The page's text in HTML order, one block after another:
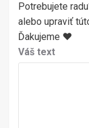
Potrebujete
alebo upraviť
Ďakujeme ♥
Váš text